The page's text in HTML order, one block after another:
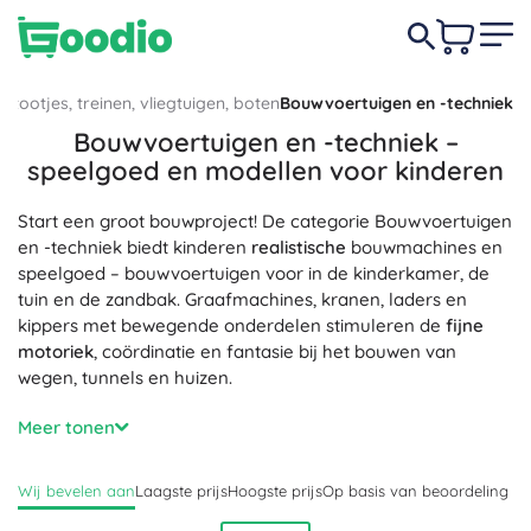
treinen, vliegtuigen, botenBouwvoertuigen en -techniek
Bouwvoertuigen en -techniek –
speelgoed en modellen voor kinderen
Start een groot bouwproject! De categorie Bouwvoertuigen
en -techniek biedt kinderen realistische bouwmachines en
speelgoed – bouwvoertuigen voor in de kinderkamer, de
tuin en de zandbak. Graafmachines, kranen, laders en
kippers met bewegende onderdelen stimuleren de fijne
motoriek, coördinatie en fantasie bij het bouwen van
wegen, tunnels en huizen.
Kies uit kunststof bouwvoertuigen voor in het zand,
duurzamemodellen voor buiten of gedetailleerde metalen
schadelijke materialen. RC-bouwtechniek met
afstandsbediening valt op door lampen, geluiden en
Meer tonen
Wij bevelen aanLaagste prijsHoogste prijsOp basis van beoordeling